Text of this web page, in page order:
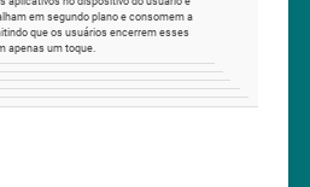
em segundo plano e consomem a
que os usuários encerrem esses
apenas um toque.